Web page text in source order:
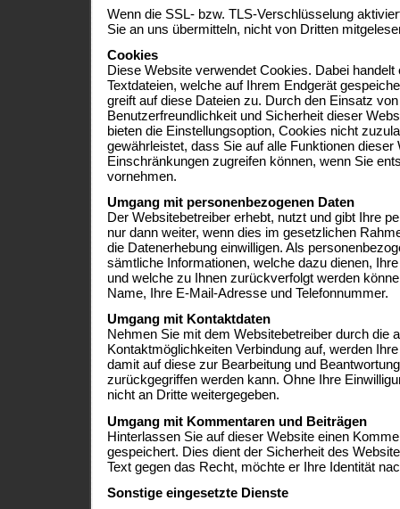
Wenn die SSL- bzw. TLS-Verschlüsselung
Sie an uns übermitteln, nicht von Dritten
Cookies
Diese Website verwendet Cookies. Dabei
Textdateien, welche auf Ihrem Endgerät
greift auf diese Dateien zu. Durch den Einsatz
Benutzerfreundlichkeit und Sicherheit dieser
bieten die Einstellungsoption, Cookies nicht
gewährleistet, dass Sie auf alle Funktionen dieser
Einschränkungen zugreifen können, wenn Sie
vornehmen.
Umgang mit personenbezogenen Daten
Der Websitebetreiber erhebt, nutzt und gibt Ihre
nur dann weiter, wenn dies im gesetzlichen
die Datenerhebung einwilligen. Als
sämtliche Informationen, welche dazu dienen,
und welche zu Ihnen zurückverfolgt werden
Name, Ihre E-Mail-Adresse und Telefonnummer.
Umgang mit Kontaktdaten
Nehmen Sie mit dem Websitebetreiber durch die
Kontaktmöglichkeiten Verbindung auf, werden
damit auf diese zur Bearbeitung und
zurückgegriffen werden kann. Ohne Ihre
nicht an Dritte weitergegeben.
Umgang mit Kommentaren und Beiträgen
Hinterlassen Sie auf dieser Website einen
gespeichert. Dies dient der Sicherheit des
Text gegen das Recht, möchte er Ihre Identität
Sonstige eingesetzte Dienste